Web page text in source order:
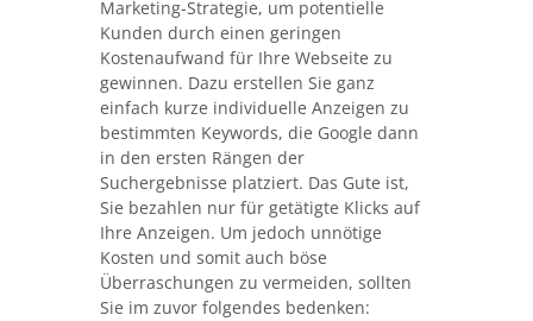
Marketing-Strategie, um potentielle
Kunden durch einen geringen
Kostenaufwand für Ihre Webseite zu
gewinnen. Dazu erstellen Sie ganz
einfach kurze individuelle Anzeigen zu
bestimmten Keywords, die Google dann
in den ersten Rängen der
Suchergebnisse platziert. Das Gute ist,
Sie bezahlen nur für getätigte Klicks auf
Ihre Anzeigen. Um jedoch unnötige
Kosten und somit auch böse
Überraschungen zu vermeiden, sollten
Sie im zuvor folgendes bedenken: